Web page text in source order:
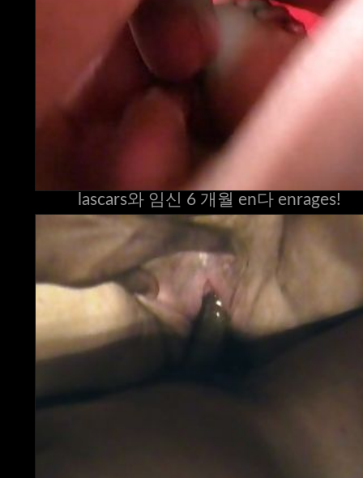
lascars와 임신 6 개월 en다 enrages!